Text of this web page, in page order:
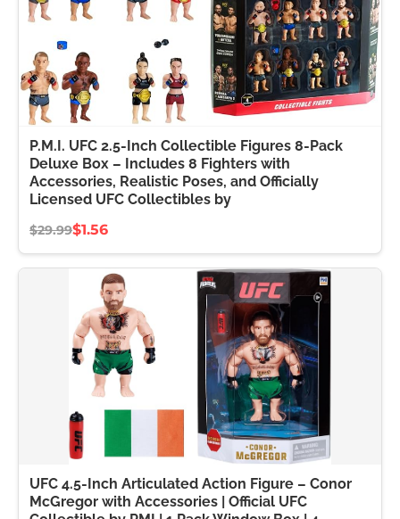
P.M.I. UFC 2.5-Inch Collectible Figures 8-Pack
Deluxe Box – Includes 8 Fighters with
Accessories, Realistic Poses, and Officially
Licensed UFC Collectibles by
$29.99$1.56
UFC 4.5-Inch Articulated Action Figure – Conor
McGregor with Accessories | Official UFC